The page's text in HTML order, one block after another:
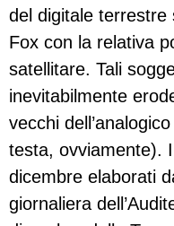
del digitale terrestre
Fox con la relativa
satellitare. Tali
inevitabilmente
vecchi
testa, ovviamente).
dicembre elaborati
giornaliera